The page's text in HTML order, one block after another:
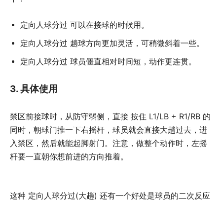
定向人球分过 可以在接球的时候用。
定向人球分过 趟球方向更加灵活，可稍微斜着一些。
定向人球分过 球员僵直相对时间短，动作更连贯。
3. 具体使用
禁区前接球时，从防守弱侧，直接 按住 L1/LB + R1/RB 的
同时，朝球门推一下右摇杆，球员就会直接大趟过去，进
入禁区，然后就能起脚射门。注意，做整个动作时，左摇
杆要一直朝你想前进的方向推着。
这种 定向人球分过(大趟) 还有一个好处是球员的二次反应